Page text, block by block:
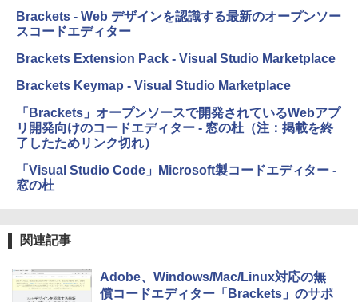
ェクトリストと最新エミュレータ紹介
1冊ですべて身につくHTML & CSSとWe
bデザイン入門講座［第2版］
￥2,326
Amazon Kindle Colorsoft | 16GBストレ
イ、色調調節ライト、最大8週間持続バッ
売)
￥39,980
New Amazon Kindle Scribe Colorsoft |
11インチカラーディスプレイ、64GBスト
Brackets - Web デザインを認識する最新のオープンソー
スコードエディター
Brackets Extension Pack - Visual Studio Marketplace
Brackets Keymap - Visual Studio Marketplace
「Brackets」オープンソースで開発されているWebアプ
リ開発向けのコードエディター - 窓の杜（注：掲載を終
了したためリンク切れ）
「Visual Studio Code」Microsoft製コードエディター -
窓の杜
関連記事
Adobe、Windows/Mac/Linux対応の無
償コードエディター「Brackets」のサポ